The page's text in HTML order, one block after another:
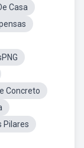
Casa
Concreto
Pilares